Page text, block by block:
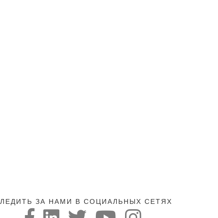
ЗА НАМИ В СОЦИАЛЬНЫХ СЕТЯХ